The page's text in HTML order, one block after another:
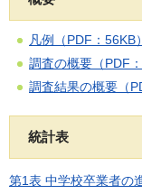
凡例（PDF：56KB）
調査の概要（PDF：
調査結果の概要（
統計表
第1表 中学校卒業者の